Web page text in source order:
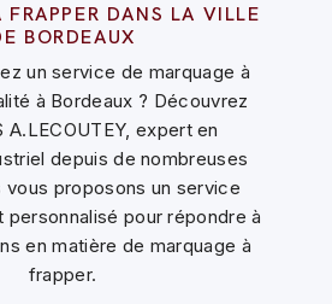
FRAPPER DANS LA VILLE
BORDEAUX
un service de marquage à
à Bordeaux ? Découvrez
A.LECOUTEY, expert en
depuis de nombreuses
vous proposons un service
pour répondre à
en matière de marquage à
frapper.